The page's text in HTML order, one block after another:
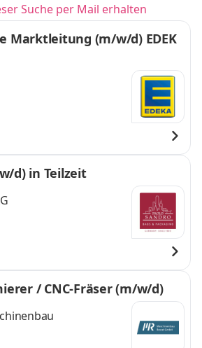
Suche per Mail erhalten
Marktleitung (m/w/d) EDEK
d) in Teilzeit
/ CNC-Fräser (m/w/d)